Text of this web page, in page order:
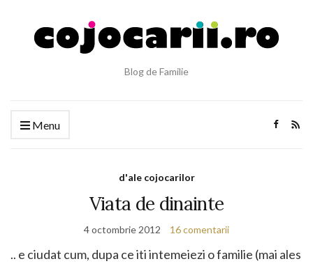
Blog de Familie
Menu
d'ale cojocarilor
Viata de dinainte
4 octombrie 2012 16 comentarii
.. e ciudat cum, dupa ce iti intemeiezi o familie (mai ales